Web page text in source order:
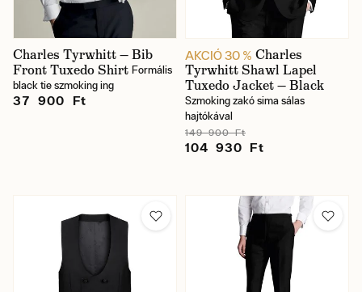
Cipő méret
Ár
Charles Tyrwhitt — Bib
Front Tuxedo Shirt Formális
black tie szmoking ing
37 900 Ft
AKCIÓ 30 % Charles
Tyrwhitt Shawl Lapel
Tuxedo Jacket — Black
Szmoking zakó sima sálas
hajtókával
149 900 Ft
104 930 Ft